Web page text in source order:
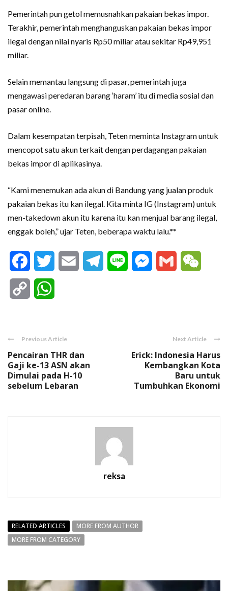
Pemerintah pun getol memusnahkan pakaian bekas impor.
Terakhir, pemerintah menghanguskan pakaian bekas impor
ilegal dengan nilai nyaris Rp50 miliar atau sekitar Rp49,951
miliar.
Selain memantau langsung di pasar, pemerintah juga
mengawasi peredaran barang ‘haram’ itu di media sosial dan
pasar online.
Dalam kesempatan terpisah, Teten meminta Instagram untuk
mencopot satu akun terkait dengan perdagangan pakaian
bekas impor di aplikasinya.
“Kami menemukan ada akun di Bandung yang jualan produk
pakaian bekas itu kan ilegal. Kita minta IG (Instagram) untuk
men-takedown akun itu karena itu kan menjual barang ilegal,
enggak boleh,” ujar Teten, beberapa waktu lalu.**
FacebookTwitter Email Telegram
Line Messenger
Gmail
Copy
Previous Article
Pencairan THR dan
Gaji ke-13 ASN akan
Dimulai pada H-10
sebelum Lebaran
Next Article
Erick: Indonesia Harus
Kembangkan Kota
Baru untuk
Tumbuhkan Ekonomi
reksa
RELATED ARTICLES
MORE FROM AUTHOR
MORE FROM CATEGORY